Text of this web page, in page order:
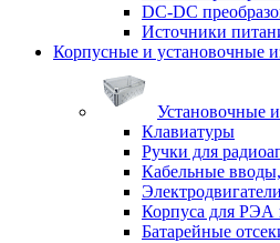
DC-DC
Источники
Корпусные и установочные
Установочные
Клавиатуры
Ручки для
Кабельные
Электродвигатели
Корпуса для РЭА
Батарейные